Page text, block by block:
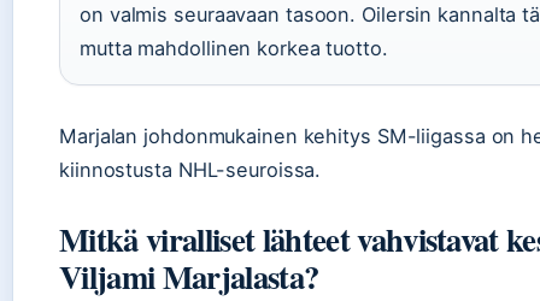
on valmis seuraavaan tasoon. Oilersin kannalta
mutta mahdollinen korkea tuotto.
Marjalan johdonmukainen kehitys SM-liigassa on
kiinnostusta NHL-seuroissa.
Mitkä viralliset lähteet vahvistavat
Viljami Marjalasta?